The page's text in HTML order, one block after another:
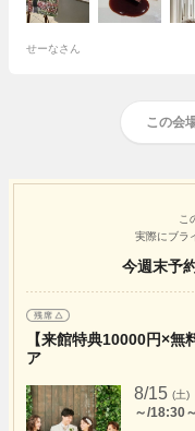
す。持ち込みにしたものが
日を迎えることができました
個人的にありがたかったポ
せーなさん
この会
こ
実際にブラ
今週末予
【来館特典10000円×
ア
8/15 (土)
～/18:30～